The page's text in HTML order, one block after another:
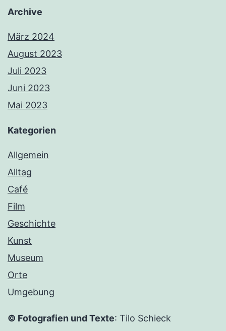
Archive
März 2024
August 2023
Juli 2023
Juni 2023
Mai 2023
Kategorien
Allgemein
Alltag
Café
Film
Geschichte
Kunst
Museum
Orte
Umgebung
© Fotografien und Texte: Tilo Schieck